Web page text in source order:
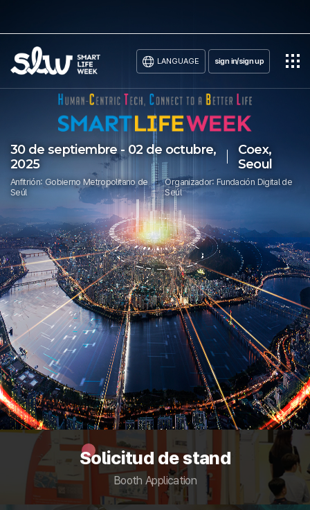
LANGUAGE sign in/sign up
30 de septiembre - 02 de octubre,
2025
Coex,
Seoul
Anfitrión: Gobierno Metropolitano de
Seúl
Organizador: Fundación Digital de
Seúl
Solicitud de stand
Booth Application